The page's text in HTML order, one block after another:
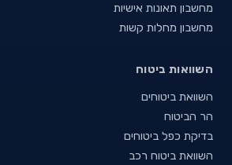
מחשבון תאונות אישיות
מחשבון מחלות קשות
השוואות ביטוח
השוואת ביטוחים
הר הביטוח
בדיקת כפל ביטוחים
השוואת ביטוח רכב